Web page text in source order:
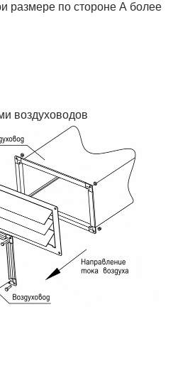
размере по стороне А более
воздуховодов